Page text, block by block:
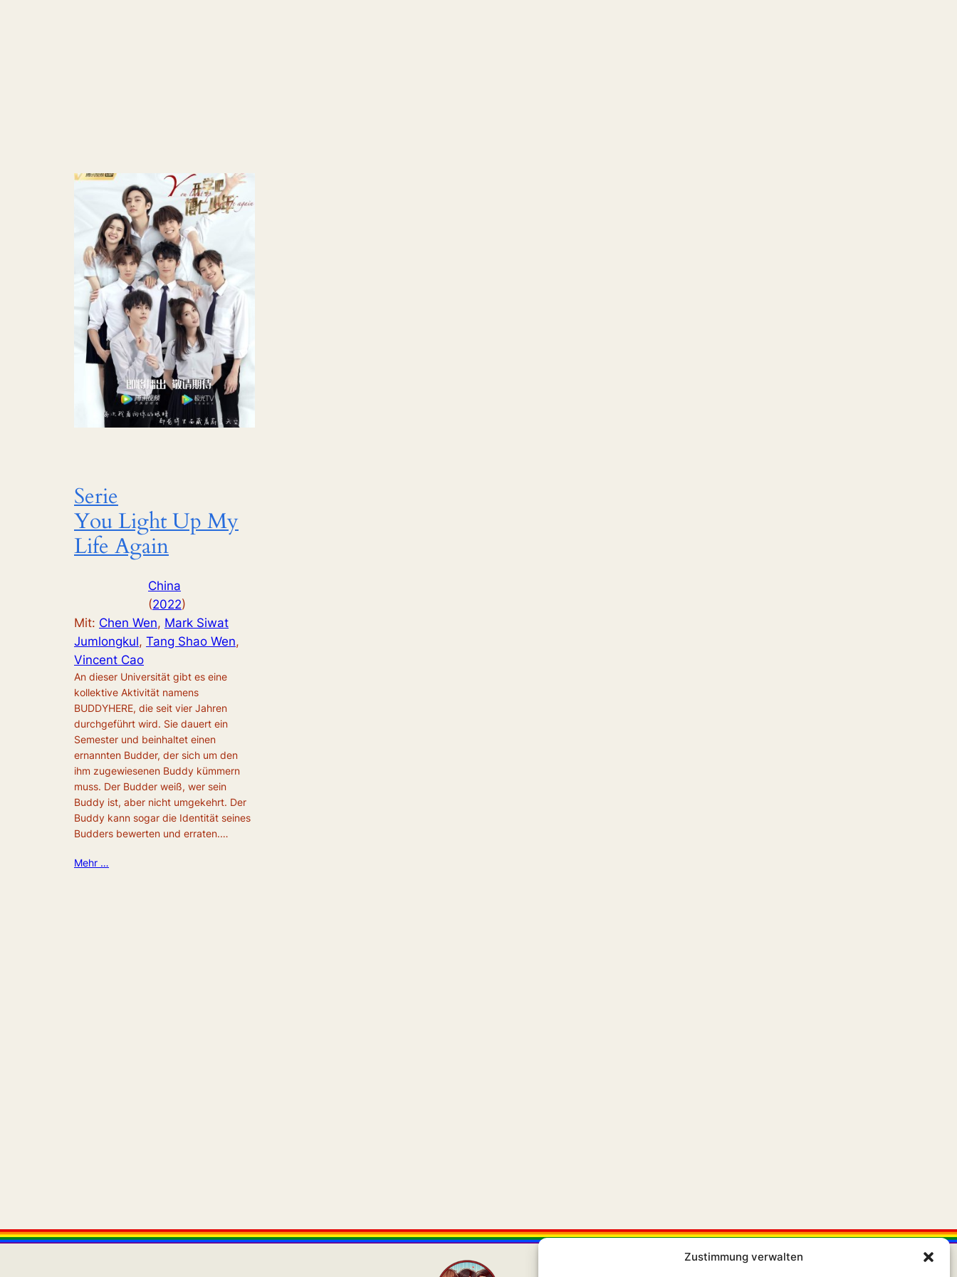
Zustimmung verwalten
Serie
You Light Up My
Life Again
China
(2022)
Mit: Chen Wen, Mark Siwat
Jumlongkul, Tang Shao Wen
Vincent Cao
An dieser Universität gibt es eine
kollektive Aktivität namens
BUDDYHERE, die seit vier Jahren
durchgeführt wird. Sie dauert ein
Semester und beinhaltet einen
ernannten Budder, der sich um den
ihm zugewiesenen Buddy kümmern
muss. Der Budder weiß, wer sein
Buddy ist, aber nicht umgekehrt. Der
Buddy kann sogar die Identität seines
Budders bewerten und erraten.…
Mehr …